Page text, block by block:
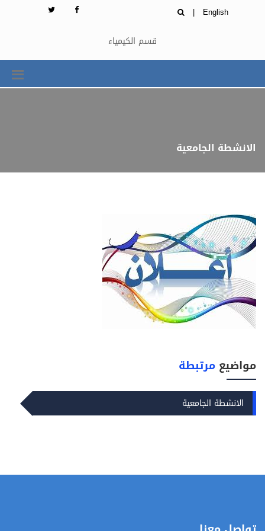
English
|
قسم الكيمياء
الانشطة الجامعية
مواضيع مرتبطة
الانشطة الجامعية